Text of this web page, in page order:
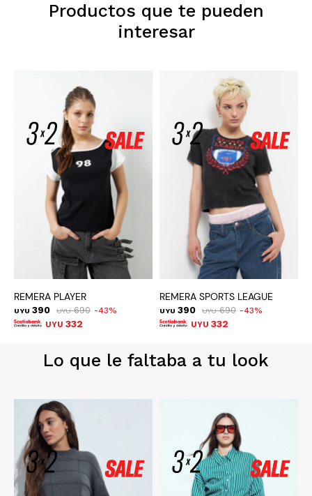
Productos que te pueden
interesar
REMERA PLAYER
UYU 390 UYU 690 43
UYU 332
REMERA SPORTS LEAGUE
UYU 390 UYU 690 43
UYU 332
Lo que le faltaba a tu look